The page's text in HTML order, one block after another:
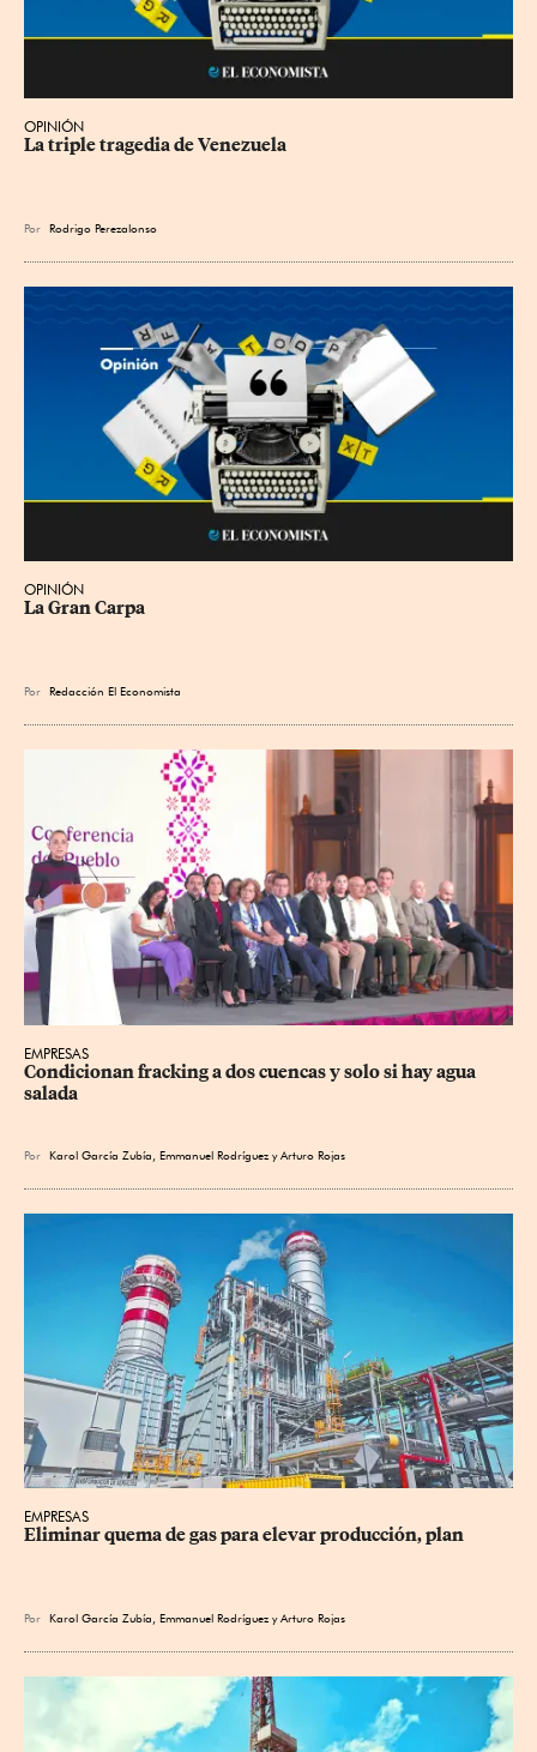
OPINIÓN
La triple tragedia de Venezuela
Por Rodrigo Perezalonso
OPINIÓN
La Gran Carpa
Por Redacción El Economista
EMPRESAS
Condicionan fracking a dos cuencas y solo si hay agua
salada
Por Karol García Zubía Emmanuel Rodríguez yArturo Rojas
EMPRESAS
Eliminar quema de gas para elevar producción, plan
Por Karol García Zubía Emmanuel Rodríguez yArturo Rojas